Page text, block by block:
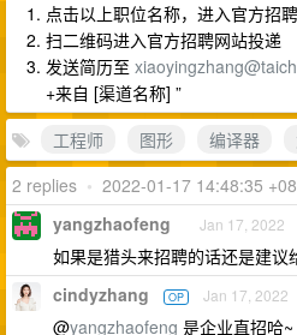
点击以上职位名称，进入官方招
扫二维码进入官方招聘网站投递
发送简历至
+来自 [渠道名称] ”
工程师
图形 编译器
2 replies • 2022-01-17 14:48:35
yangzhaofeng Jan 17, 2022
如果是猎头来招聘的话还是建议
cindyzhang OP Jan 17, 2022
@yangzhaofeng 是企业直招哈~